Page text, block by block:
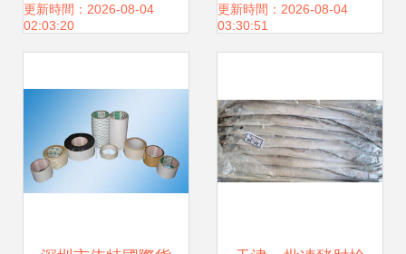
代理助力商家搶占
更新時間：2026-08-04
02:03:20
公司攜手阿土伯
熱賣促銷新篇章
更新時間：2026-08-04
03:30:51